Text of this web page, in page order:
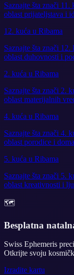
Saznajte šta znači
oblast prijateljstava i
12. kuća u Ribama
Saznajte šta znači
oblast duhovnosti i
2. kuća u Ribama
Saznajte šta znači 2.
oblast materijalnih
4. kuća u Ribama
Saznajte šta znači 4.
oblast porodice i
5. kuća u Ribama
Saznajte šta znači 5.
oblast kreativnosti i
🗺️
Besplatna
Swiss Ephemeris
Otkrijte svoju
Izradite kartu